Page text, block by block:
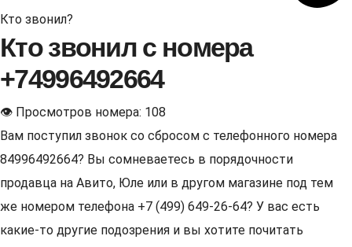
Кто звонил?
Кто звонил с номера
+74996492664
👁 Просмотров номера: 108
Вам поступил звонок со сбросом с телефонного номера
84996492664? Вы сомневаетесь в порядочности
продавца на Авито, Юле или в другом магазине под тем
же номером телефона +7 (499) 649-26-64? У вас есть
какие-то другие подозрения и вы хотите почитать